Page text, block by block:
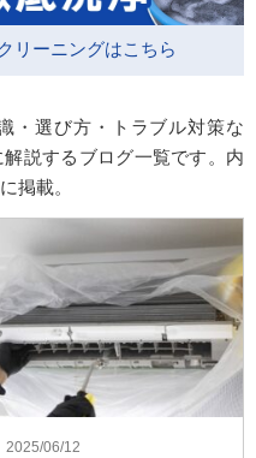
リーニングはこちら
・選び方・トラブル対策な
説するブログ一覧です。内
掲載。
2025/06/12